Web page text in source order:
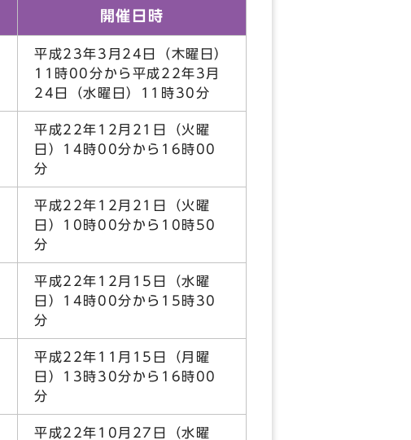
開催日時
平成23年3月24日（木曜日）
11時00分から平成22年3月
24日（水曜日）11時30分
平成22年12月21日（火曜
日）14時00分から16時00
分
平成22年12月21日（火曜
日）10時00分から10時50
分
平成22年12月15日（水曜
日）14時00分から15時30
分
平成22年11月15日（月曜
日）13時30分から16時00
分
平成22年10月27日（水曜